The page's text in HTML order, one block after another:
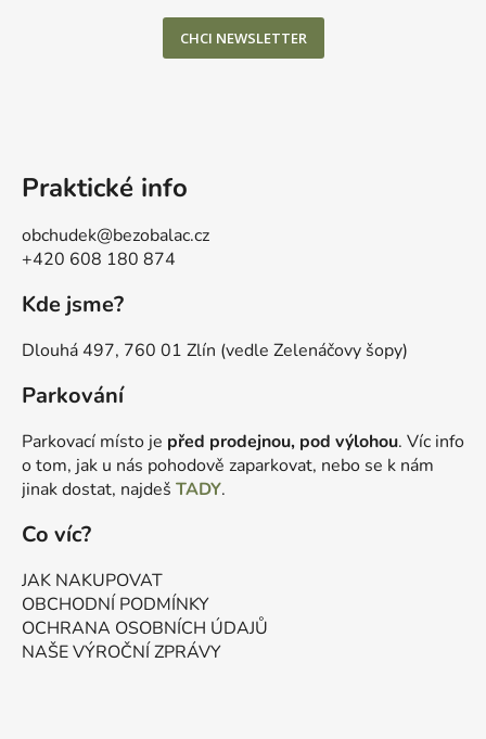
CHCI NEWSLETTER
Praktické info
obchudek@bezobalac.cz
+420 608 180 874
Kde jsme?
Dlouhá 497, 760 01 Zlín (vedle Zelenáčovy šopy)
Parkování
Parkovací místo je před prodejnou, pod výlohou. Víc info
o tom, jak u nás pohodově zaparkovat, nebo se k nám
jinak dostat, najdeš TADY.
Co víc?
JAK NAKUPOVAT
OBCHODNÍ PODMÍNKY
OCHRANA OSOBNÍCH ÚDAJŮ
NAŠE VÝROČNÍ ZPRÁVY